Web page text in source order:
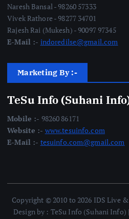
Naresh Bansal - 98260 57333
Vivek Rathore - 98277 34701
Rajesh Rai (Mukesh) - 90097 97345
E-Mail :- indoredilse@gmail.com
Marketing By :-
TeSu Info (Suhani
Mobile :- 98260 86171
Website :- www.tesuinfo.com
E-Mail :- tesuinfo.com@gmail.com
Copyright © 2010 to 2026 IDS Live
Design by : TeSu Info (Suhani Info)